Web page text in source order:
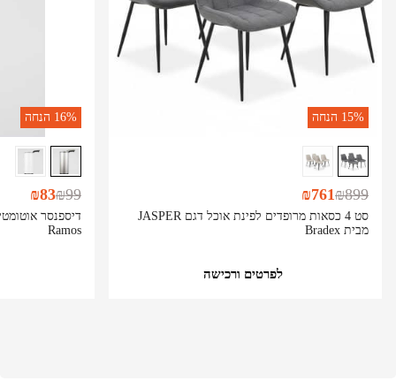
15% הנחה
סט 4 כסאות מרופדים לפינת אוכל דגם JASPER
מבית Bradex
₪899
₪761
לפרטים ורכישה
16% הנחה
Ramos
₪99
₪83